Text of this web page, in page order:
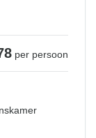
per persoon